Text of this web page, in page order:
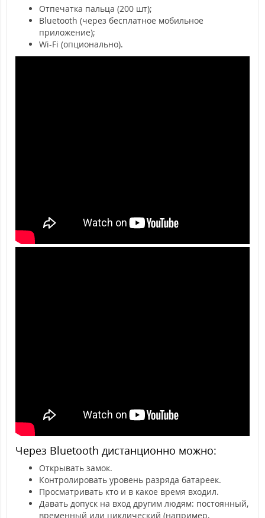
Отпечатка пальца (200 шт);
Bluetooth (через бесплатное мобильное
приложение);
Wi-Fi (опционально).
Через Bluetooth дистанционно можно:
Открывать замок.
Контролировать уровень разряда батареек.
Просматривать кто и в какое время входил.
Давать допуск на вход другим людям: постоянный,
временный или циклический (например,